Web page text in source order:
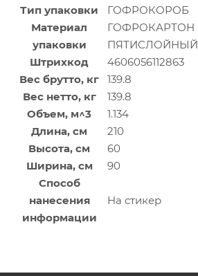
Тип упаковки
ГОФРОКОРОБ
Материал
упаковки
ГОФРОКАРТОН
ПЯТИСЛОЙНЫЙ
Штрихкод
4606056112863
Вес брутто, кг
139.8
Вес нетто, кг
139.8
Объем, м^3
1.134
Длина, см
210
Высота, см
60
Ширина, см
90
Способ
нанесения
информации
На стикер